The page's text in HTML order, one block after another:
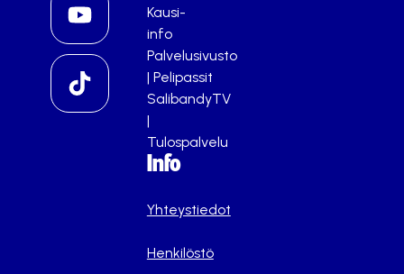
Kausi-
info
Palvelusivusto
| Pelipassit
SalibandyTV
|
Tulospalvelu
Info
Yhteystiedot
Henkilöstö